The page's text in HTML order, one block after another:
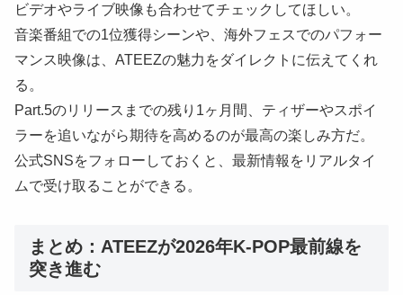
ビデオやライブ映像も合わせてチェックしてほしい。
音楽番組での1位獲得シーンや、海外フェスでのパフォー
マンス映像は、ATEEZの魅力をダイレクトに伝えてくれ
る。
Part.5のリリースまでの残り1ヶ月間、ティザーやスポイ
ラーを追いながら期待を高めるのが最高の楽しみ方だ。
公式SNSをフォローしておくと、最新情報をリアルタイ
ムで受け取ることができる。
まとめ：ATEEZが2026年K-POP最前線を
突き進む